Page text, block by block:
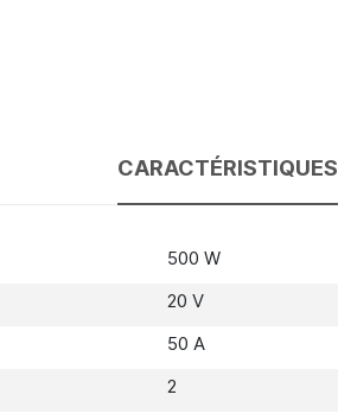
CARACTÉRISTIQUES
500 W
20 V
50 A
2